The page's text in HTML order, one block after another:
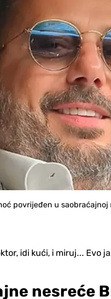
povrijeđen u
idi kući, i miruj... Evo
nesreće